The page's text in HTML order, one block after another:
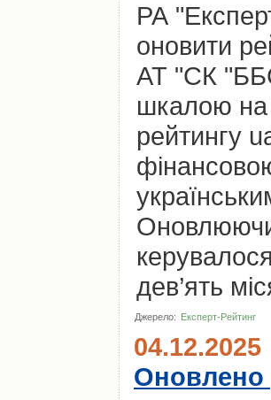
РА
оновити
АТ "СК
шкалою на
рейтингу
Оновлюючи
дев’ять
Джерело: Експерт-Рейтинг
04.12.2025